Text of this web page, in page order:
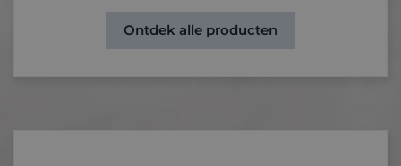
Ontdek alle producten